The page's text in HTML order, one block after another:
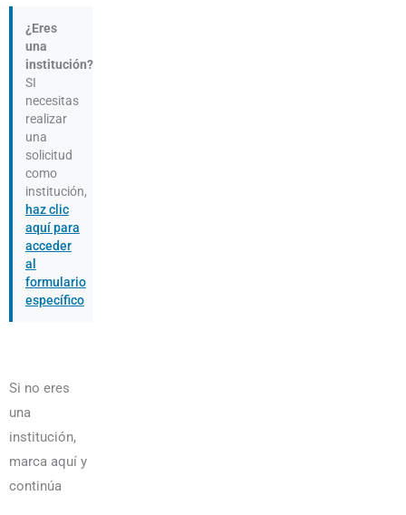
¿Eres
una
institución?
SI
necesitas
realizar
una
solicitud
como
institución,
haz clic
aquí para
acceder
al
formulario
específico
Si no eres
una
institución,
marca aquí y
continúa